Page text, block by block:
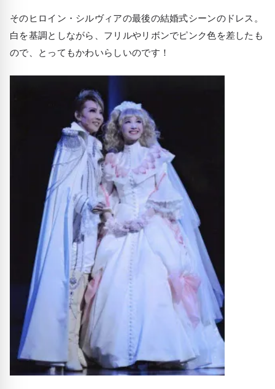
そのヒロイン・シルヴィアの最後の結婚式シーンのドレス。
白を基調としながら、フリルやリボンでピンク色を差したも
ので、とってもかわいらしいのです！